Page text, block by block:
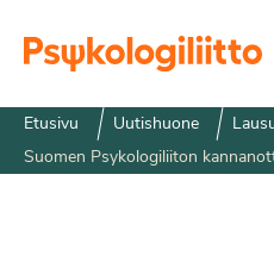
Etusivu Uutishuone
Suomen Psykologiliiton